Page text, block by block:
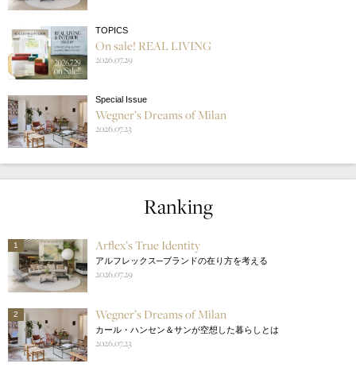
TOPICS
On sale! REAL LIVING
2026.07.29
Special Issue
Wegner’s Dreams of Milan
2026.07.23
Ranking
1 Arflex’s True Identity
アルフレックス─ブランドの在り方を考える
2026.07.29
2 Wegner’s Dreams of Milan
カール・ハンセン＆サンが空想した暮らしとは
2026.07.23